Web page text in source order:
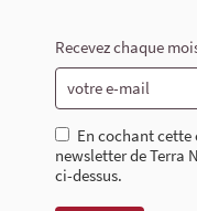
Recevez chaque
En cochant cette
newsletter de Terra
ci-dessus.